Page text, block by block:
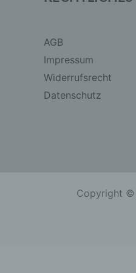
AGB
Impressum
Widerrufsrecht
Datenschutz
Copyright ©